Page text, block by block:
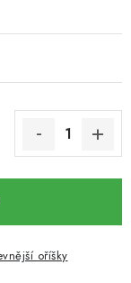
A SÍRY /
oříšky